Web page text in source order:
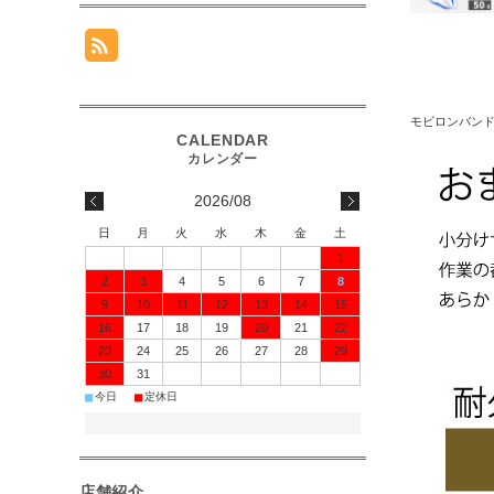
モビロンバンド
2026/08
日 月 火 水 木 金
土
1
2
3 4 5 6 7
8
9
10 11 12 13 14
15
16
17 18 19 20 21
22
23
24 25 26 27 28
29
30
31
■今日 ■定休日